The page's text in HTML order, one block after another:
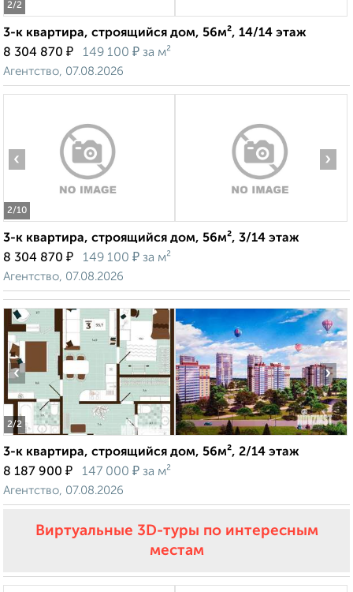
2/2
3-к квартира, строящийся дом, 56м², 14/14 этаж
8 304 870 ₽ 149 100 ₽ за м²
Агентство, 07.08.2026
2/10
‹ ›
3-к квартира, строящийся дом, 56м², 3/14 этаж
8 304 870 ₽ 149 100 ₽ за м²
Агентство, 07.08.2026
2/2
‹ ›
3-к квартира, строящийся дом, 56м², 2/14 этаж
8 187 900 ₽ 147 000 ₽ за м²
Агентство, 07.08.2026
Виртуальные 3D-туры по интересным
местам